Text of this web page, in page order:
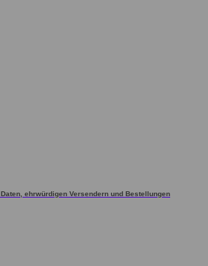
ehrwürdigen Versendern und Bestellungen